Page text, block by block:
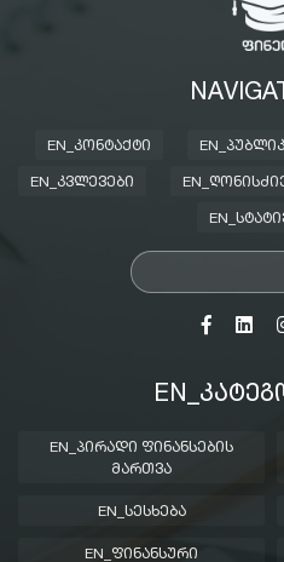
EN_ᲙᲝᲜᲢᲐᲥᲢᲘ
EN_ᲙᲕᲚᲔᲕᲔᲑᲘ
EN_ᲞᲘᲠᲐᲓᲘ ᲤᲘᲜᲐᲜᲡᲔᲑᲘᲡ
ᲛᲐᲠᲗᲕᲐ
EN_ᲡᲔᲡᲮᲔᲑᲐ
EN_ᲤᲘᲜᲐᲜᲡᲣᲠᲘ